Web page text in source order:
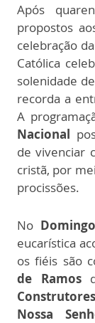
Após
propostos
celebração
Católica
solenidade de
recorda a
A
Nacional
de vivenciar
cristã, por
procissões.
No
eucarística
os fiéis são
de Ramos
Nossa